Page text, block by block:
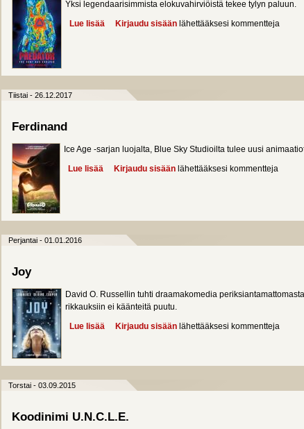
Yksi legendaarisimmista elokuvahirviöistä tekee tylyn paluun.
Lue lisää about The Predator
Kirjaudu sisään lähettääksesi kommentteja
Tiistai - 26.12.2017
Ferdinand
Ice Age -sarjan luojalta, Blue Sky Studioilta tulee uusi
Lue lisää about Ferdinand
Kirjaudu sisään lähettääksesi kommentteja
Perjantai - 01.01.2016
Joy
David O. Russellin tuhti draamakomedia
rikkauksiin ei käänteitä puutu.
Lue lisää about Joy
Kirjaudu sisään lähettääksesi kommentteja
Torstai - 03.09.2015
Koodinimi U.N.C.L.E.